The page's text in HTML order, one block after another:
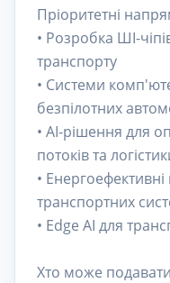
Пріоритетні
• Розробка ШІ-
транспорту
• Системи
безпілотних
• AI-рішення для
потоків та
•
транспортних
• Edge AI для
Хто може